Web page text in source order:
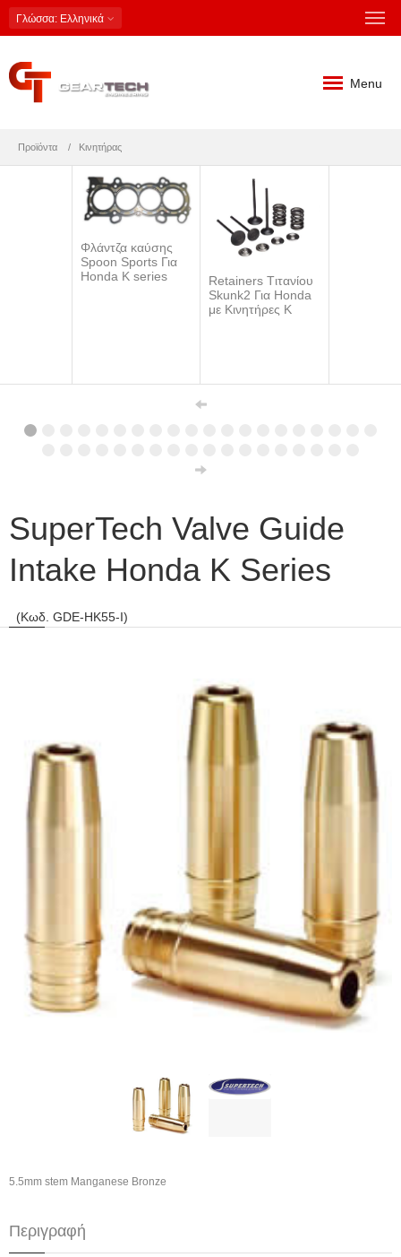
Γλώσσα: Ελληνικά
Menu
Προϊόντα Κινητήρας
Φλάντζα καύσης
Spoon Sports Για
Honda K series
Retainers Tιτανίου
Skunk2 Για Honda
με Κινητήρες Κ
SuperTech Valve Guide
Intake Honda K Series
(Κωδ. GDE-HK55-I)
5.5mm stem Manganese Bronze
Περιγραφή